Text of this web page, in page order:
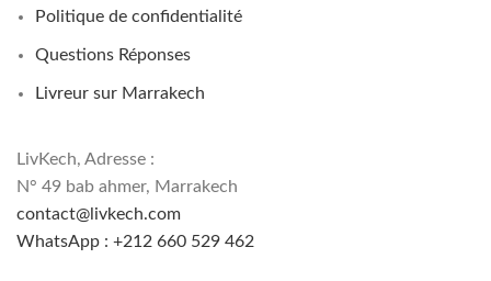
Politique de confidentialité
Questions Réponses
Livreur sur Marrakech
LivKech, Adresse :
N° 49 bab ahmer, Marrakech
contact@livkech.com
WhatsApp : +212 660 529 462